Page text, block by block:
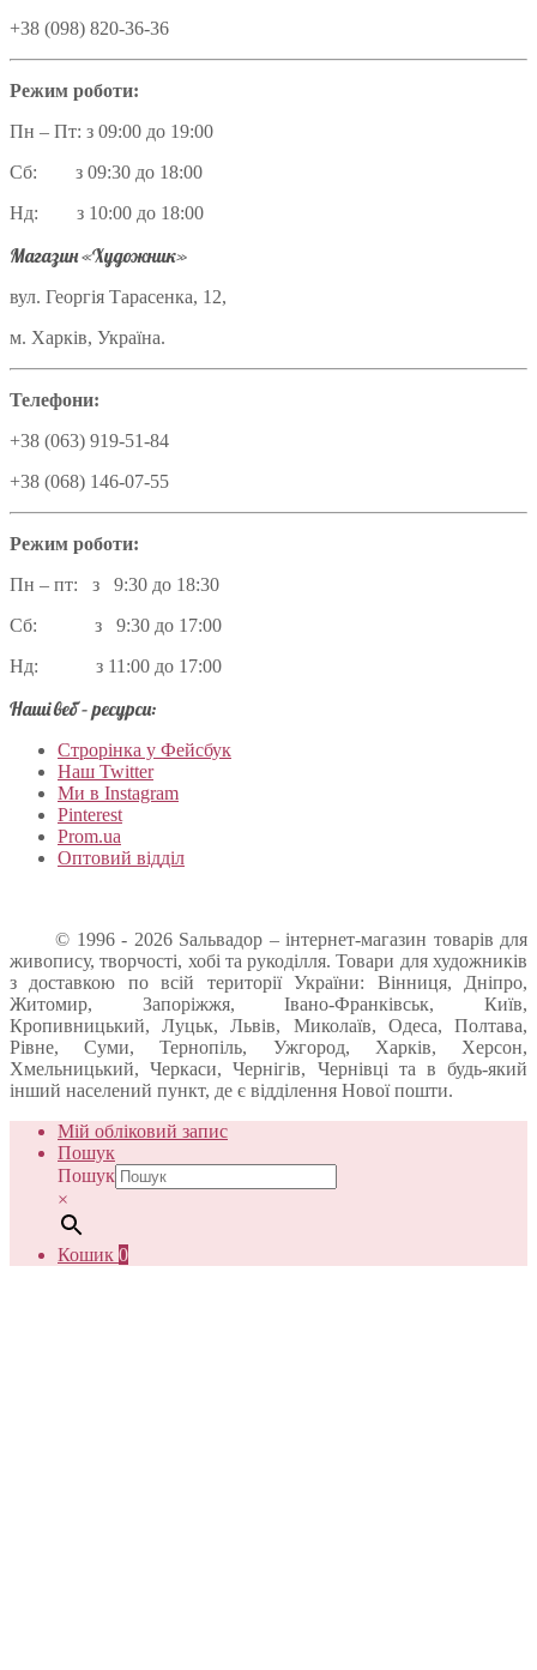
+38 (098) 820-36-36
Режим роботи:
Пн – Пт: з 09:00 до 19:00
Сб: з 09:30 до 18:00
Нд: з 10:00 до 18:00
Магазин «Художник»
вул. Георгія Тарасенка, 12,
м. Харків, Україна.
Телефони:
+38 (063) 919-51-84
+38 (068) 146-07-55
Режим роботи:
Пн – пт: з 9:30 до 18:30
Сб: з 9:30 до 17:00
Нд: з 11:00 до 17:00
Наші веб – ресурси:
Строрінка у Фейсбук
Наш Twitter
Ми в Instagram
Pinterest
Prom.ua
Оптовий відділ
© 1996 - 2026 Sальвадор – інтернет-магазин товарів для
живопису, творчості, хобі та рукоділля. Товари для художників
з доставкою по всій території України: Вінниця, Дніпро,
Житомир, Запоріжжя, Івано-Франківськ, Київ,
Кропивницький, Луцьк, Львів, Миколаїв, Одеса, Полтава,
Рівне, Суми, Тернопіль, Ужгород, Харків, Херсон,
Хмельницький, Черкаси, Чернігів, Чернівці та в будь-який
інший населений пункт, де є відділення Нової пошти.
Мій обліковий запис
Пошук
Пошук
×
Кошик 0